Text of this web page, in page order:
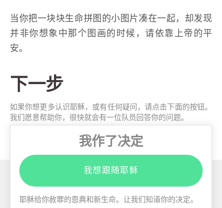
当你把一块块生命拼图的小图片凑在一起，却发现
并非你想象中那个图画的时候，请依靠上帝的平
安。
下一步
如果你想更多认识耶稣，或有任何疑问，请点击下面的按钮。
我们愿意帮助你，很快就会有一位队员回答你的问题。
我作了决定
我想跟随耶稣
耶稣给你赦罪的恩典和新生命。让我们知道你的决定。